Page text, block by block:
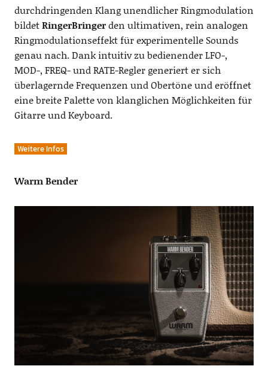
durchdringenden Klang unendlicher Ringmodulation
bildetRingerBringerden ultimativen, rein analogen
Ringmodulationseffekt für experimentelle Sounds
genau nach. Dank intuitiv zu bedienender LFO-,
MOD-, FREQ- und RATE-Regler generiert er sich
überlagernde Frequenzen und Obertöne und eröffnet
eine breite Palette von klanglichen Möglichkeiten für
Gitarre und Keyboard.
Weitere Infos
Warm Bender